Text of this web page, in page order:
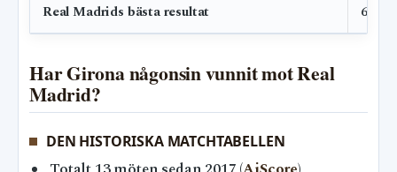
Real Madrids bästa resultat 6-0
Har Girona någonsin vunnit mot Real
Madrid?
DEN HISTORISKA MATCHTABELLEN